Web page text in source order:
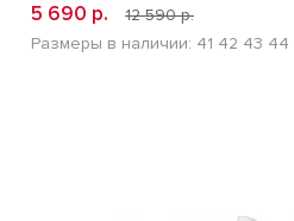
5 690 р.
12 590 р.
Размеры в наличии: 41 42 43 44